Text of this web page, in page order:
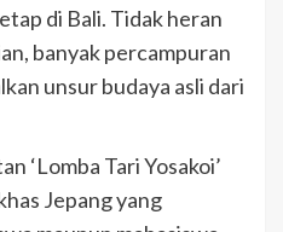
di Bali. Tidak heran
banyak percampuran
unsur budaya asli dari
‘Lomba Tari Yosakoi’
Jepang yang